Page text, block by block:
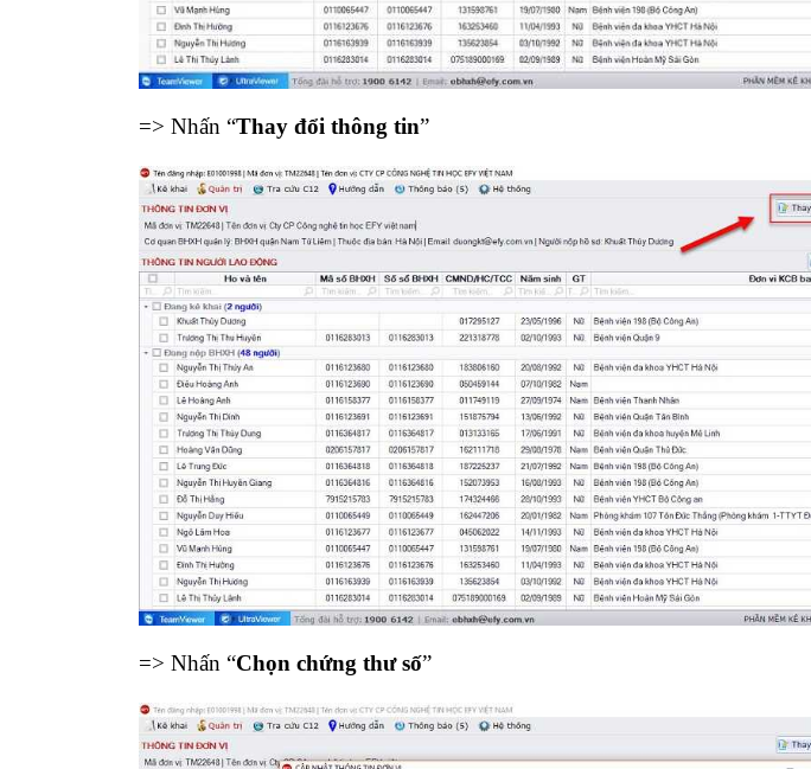
=> Nhấn “Thay đổi thông tin”
=> Nhấn “Chọn chứng thư số”